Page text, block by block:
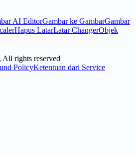
AI EditorGambar ke GambarGambar
Hapus LatarLatar ChangerObjek
, All rights reserved
PolicyKetentuan dari Service